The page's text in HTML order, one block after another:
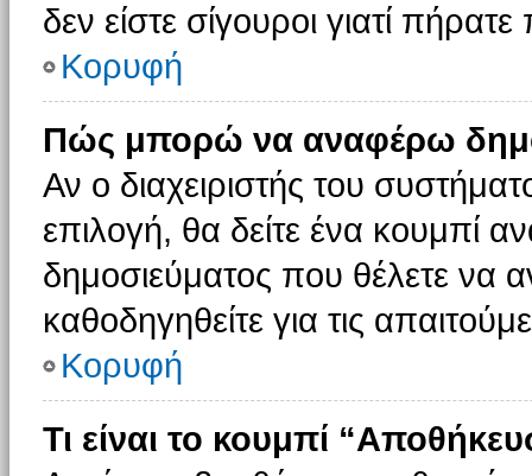
δεν είστε σίγουροι γιατί
Κορυφή
Πώς μπορώ να αναφέρω
Αν ο διαχειριστής του
επιλογή, θα δείτε ένα κουμπί
δημοσιεύματος που θέλετε να
καθοδηγηθείτε για τις
Κορυφή
Τι είναι το κουμπί